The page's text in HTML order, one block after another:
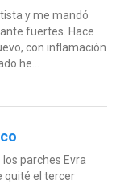
y me mandó
fuertes. Hace
con inflamación
he...
parches Evra
quité el tercer